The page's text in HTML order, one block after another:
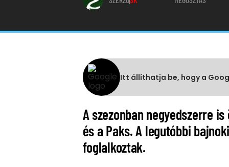
Itt állíthatja be, hogy a
A szezonban negyedszerre
és a Paks. A legutóbbi
foglalkoztak.